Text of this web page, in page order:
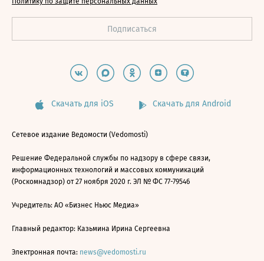
Скачать для iOS Скачать для Android
Сетевое издание Ведомости (Vedomosti)
Решение Федеральной службы по надзору в сфере связи,
информационных технологий и массовых коммуникаций
(Роскомнадзор) от 27 ноября 2020 г. ЭЛ № ФС 77-79546
Учредитель: АО «Бизнес Ньюс Медиа»
Главный редактор: Казьмина Ирина Сергеевна
Электронная почта: news@vedomosti.ru